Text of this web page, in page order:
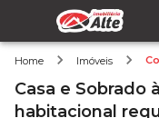
Home Imóveis
Casa e Sobrado
habitacional